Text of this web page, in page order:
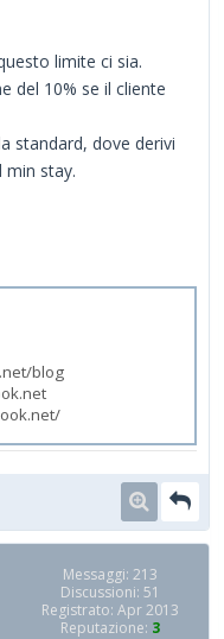
limite ci sia.
del 10% se il cliente
standard, dove derivi
min stay.
blog
Messaggi: 213
Discussioni: 51
Registrato: Apr 2013
Reputazione: 3